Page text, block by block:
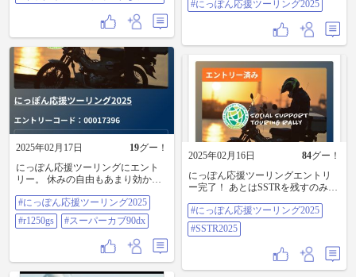
準備完了！ そう言えばTMCSでた
はらかすみさんと写真撮るの忘れ
ちゃったなぁ… #にっぽん応援ツー
リング2025 #キックオフミーティン
グ参加します
#にっぽん応援ツーリング2025
2025年02月17日 19グー！
にっぽん応援ツーリングにエント
リー。 休みの自由もあまり効かな
にっぽん応援ツーリング2025
#r1250gs #スーパーカブ90dx
#にっぽん応援ツーリング2025
#r1250gs
#スーパーカブ90dx
2025年02月16日 84グー！
にっぽん応援ツーリングエントリ
ー完了！ あとはSSTRを残すのみ！
SEFR2025エントリー済 ・にっぽん
応援ツーリング2025エントリー済
・GATR2025エントリー済 ・
SSTR2025エントリー予定 ・四国V
ストミーティング参加予定 #にっぽ
ん応援ツーリング2025 #SSTR2025
#にっぽん応援ツーリング2025
#SSTR2025